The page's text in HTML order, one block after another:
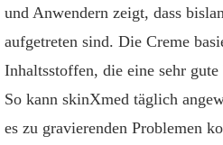
und Anwendern zeigt, dass
aufgetreten sind. Die Creme
Inhaltsstoffen, die eine sehr
So kann skinXmed täglich
es zu gravierenden Problemen